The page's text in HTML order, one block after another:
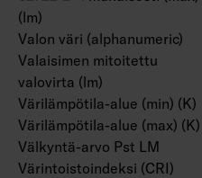
(lm)
Valon väri (alphanumeric)
Valaisimen mitoitettu
valovirta (lm)
Värilämpötila-alue (min) (K)
Värilämpötila-alue (max) (K)
Välkyntä-arvo Pst LM
Värintoistoindeksi (CRI)